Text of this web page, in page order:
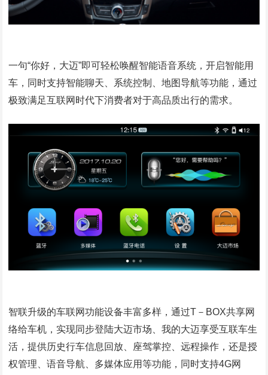
一句“你好，大迈”即可轻松唤醒智能语音系统，开启智能用
车，同时支持智能聊天、系统控制、地图导航等功能，通过
极致满足互联网时代下消费者对于高品质出行的需求。
智联升级的车联网功能设备丰富多样，通过T－BOX共享网
络给车机，实现同步登陆大迈市场、我的大迈享受互联车生
活，提供历史行车信息回放、座驾掌控、远程操作，还是授
权管理、语音导航、多媒体应用等功能，同时支持4G网